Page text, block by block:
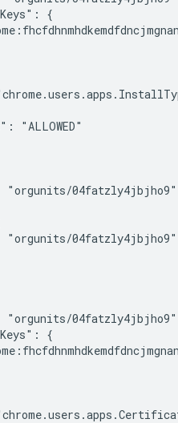
{
"ALLOWED"
04fatzly4jbjho9"
04fatzly4jbjho9"
"orgunits/
{